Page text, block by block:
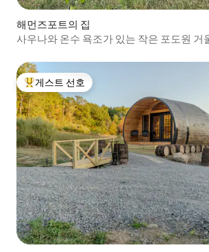
해먼즈포트의 집
사우나와 온수 욕조가 있는 작은 포도원 거
상위 게스트 선호
게스트 선호